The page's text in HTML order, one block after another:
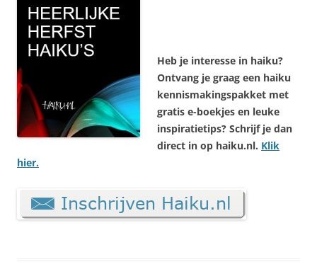
Heb je interesse in haiku?
Ontvang je graag een haiku
kennismakingspakket met
gratis e-boekjes en leuke
inspiratietips? Schrijf je dan
direct in op haiku.nl. Klik
hier.